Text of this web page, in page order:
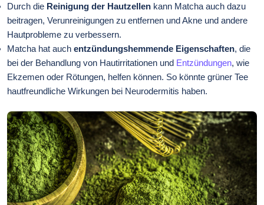
Durch die Reinigung der Hautzellen kann Matcha auch dazu
beitragen, Verunreinigungen zu entfernen und Akne und andere
Hautprobleme zu verbessern.
Matcha hat auch entzündungshemmende Eigenschaften, die
bei der Behandlung von Hautirritationen und Entzündungen, wie
Ekzemen oder Rötungen, helfen können. So könnte grüner Tee
hautfreundliche Wirkungen bei Neurodermitis haben.